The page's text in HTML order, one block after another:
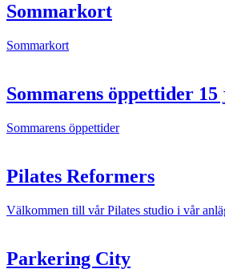
Sommarkort
Sommarkort
Sommarens öppettider
Sommarens öppettider
Pilates Reformers
Välkommen till vår Pilates studio i vår
Parkering City